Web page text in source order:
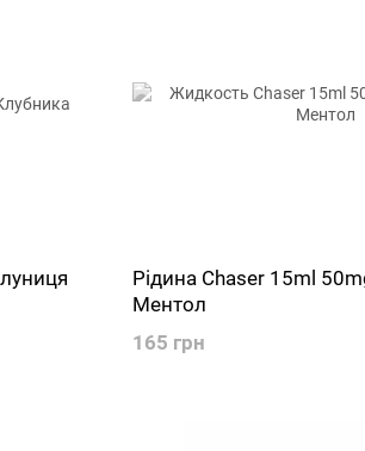
Рідина Chaser 15ml
Ментол
165 грн